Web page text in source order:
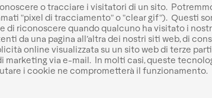
o tracciare i visitatori di un sito.
"pixel di tracciamento" o "clear gif"). Questi
riconoscere quando qualcuno ha visitato i
da una pagina all’altra dei nostri siti web, di
online visualizzata su un sito web di terze
marketing via e-mail. In molti casi, queste
i cookie ne comprometterà il funzionamento.